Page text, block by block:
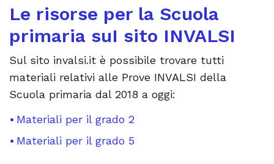
Le risorse per la Scuola
primaria suI sito INVALSI
Sul sito invalsi.it è possibile trovare tutti
materiali relativi alle Prove INVALSI della
Scuola primaria dal 2018 a oggi:
Materiali per il grado 2
Materiali per il grado 5